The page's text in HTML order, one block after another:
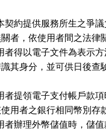
契約提供服務所生之爭
關者，依使用者間之法律
者得以電子文件為表示
識其身分，並可供日後
者提領電子支付帳戶款
使用者之銀行相同幣別存
者辦理外幣儲值時，儲